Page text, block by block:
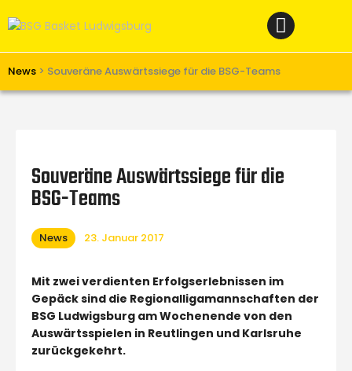
News > Souveräne Auswärtssiege für die BSG-Teams
Verein
Unterstützen
Souveräne Auswärtssiege für die
BSG-Teams
News 23. Januar 2017
Mit zwei verdienten Erfolgserlebnissen im
Gepäck sind die Regionalligamannschaften der
BSG Ludwigsburg am Wochenende von den
Auswärtsspielen in Reutlingen und Karlsruhe
zurückgekehrt.